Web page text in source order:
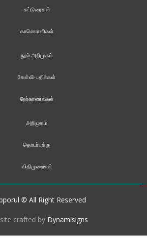
கட்டுரைகள்
காணொளிகள்
நூல் அறிமுகம்
கேள்வி-பதில்கள்
நேர்காணல்கள்
அறிமுகம்
தொடர்புக்கு
விதிமுறைகள்
© All Right Reserved
crafted by Dynamisigns